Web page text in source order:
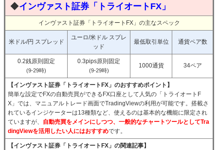
◆インヴァスト証券「トライオートFX」
インヴァスト証券「トライオートFX」の主なスペック
米ドル/円 スプレッド
ユーロ/米ドル スプレ
ッド
最低取引単位 通貨ペア数
0.2銭原則固定
(9-29時)
0.3pips原則固定
(9-29時)
1000通貨 34ペア
【インヴァスト証券「トライオートFX」のおすすめポイント】
簡単な設定でFXの自動売買ができるFX口座として人気の「トライオートF
X」では、マニュアルトレード画面でTradingViewの利用が可能です。搭載さ
れているインジケーターは13種類など、使えるのは基本的な機能に限定され
ていますが、 自動売買をメインにしつつ、一般的なチャートツールとしてTra
dingViewを活用したい人にはおすすめです。
【インヴァスト証券「トライオートFX」の関連記事】